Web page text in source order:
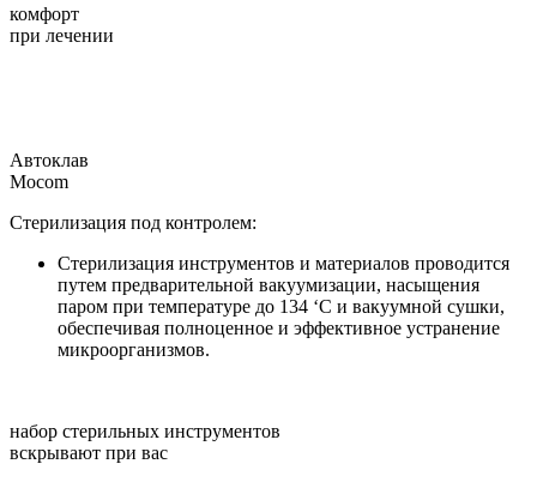
комфорт
при лечении
Автоклав
Mocom
Стерилизация под контролем:
Стерилизация инструментов и материалов проводится
путем предварительной вакуумизации, насыщения
паром при температуре до 134 ‘C и вакуумной сушки,
обеспечивая полноценное и эффективное устранение
микроорганизмов.
набор стерильных инструментов
вскрывают при вас